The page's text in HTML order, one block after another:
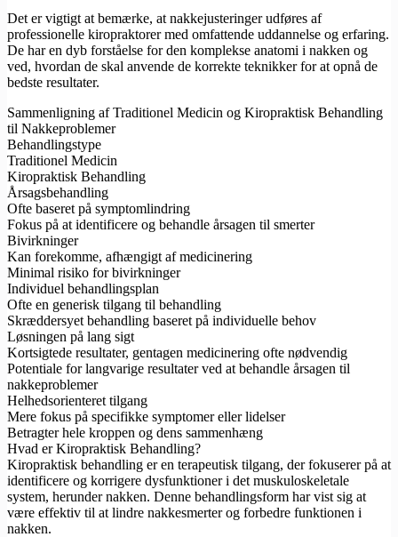
Det er vigtigt at bemærke, at nakkejusteringer udføres af
professionelle kiropraktorer med omfattende uddannelse og erfaring.
De har en dyb forståelse for den komplekse anatomi i nakken og
ved, hvordan de skal anvende de korrekte teknikker for at opnå de
bedste resultater.
Sammenligning af Traditionel Medicin og Kiropraktisk Behandling
til Nakkeproblemer
Behandlingstype
Traditionel Medicin
Kiropraktisk Behandling
Årsagsbehandling
Ofte baseret på symptomlindring
Fokus på at identificere og behandle årsagen til smerter
Bivirkninger
Kan forekomme, afhængigt af medicinering
Minimal risiko for bivirkninger
Individuel behandlingsplan
Ofte en generisk tilgang til behandling
Skræddersyet behandling baseret på individuelle behov
Løsningen på lang sigt
Kortsigtede resultater, gentagen medicinering ofte nødvendig
Potentiale for langvarige resultater ved at behandle årsagen til
nakkeproblemer
Helhedsorienteret tilgang
Mere fokus på specifikke symptomer eller lidelser
Betragter hele kroppen og dens sammenhæng
Hvad er Kiropraktisk Behandling?
Kiropraktisk behandling er en terapeutisk tilgang, der fokuserer på at
identificere og korrigere dysfunktioner i det muskuloskeletale
system, herunder nakken. Denne behandlingsform har vist sig at
være effektiv til at lindre nakkesmerter og forbedre funktionen i
nakken.